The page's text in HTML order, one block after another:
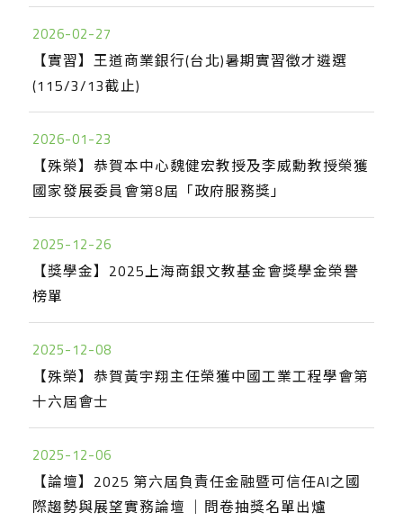
2026-02-27
【實習】王道商業銀行(台北)暑期實習徵才遴選
(115/3/13截止)
2026-01-23
【殊榮】恭賀本中心魏健宏教授及李威勳教授榮獲
國家發展委員會第8屆「政府服務獎」
2025-12-26
【獎學金】2025上海商銀文教基金會獎學金榮譽
榜單
2025-12-08
【殊榮】恭賀黃宇翔主任榮獲中國工業工程學會第
十六屆會士
2025-12-06
【論壇】2025 第六屆負責任金融暨可信任AI之國
際趨勢與展望實務論壇 ｜問卷抽獎名單出爐